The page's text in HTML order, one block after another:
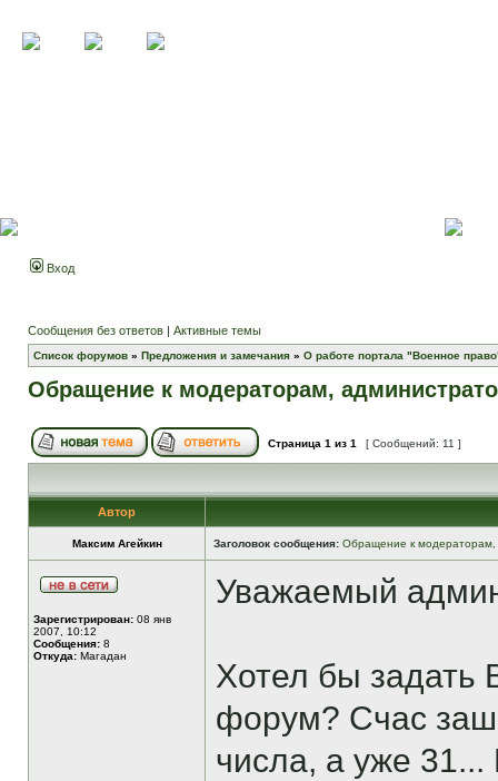
Вход
Сообщения без ответов | Активные темы
Список форумов » Предложения и замечания » О работе портала "Военное
Обращение к модераторам,
Страница 1 из 1 [ Сообщений: 11 ]
Автор
Максим Агейкин Заголовок сообщения: Обращение к модераторам,
Зарегистрирован: 08 янв
2007, 10:12
Сообщения: 8
Откуда: Магадан
Уважаемый
Хотел бы задать
форум? Счас
числа, а уже 31...